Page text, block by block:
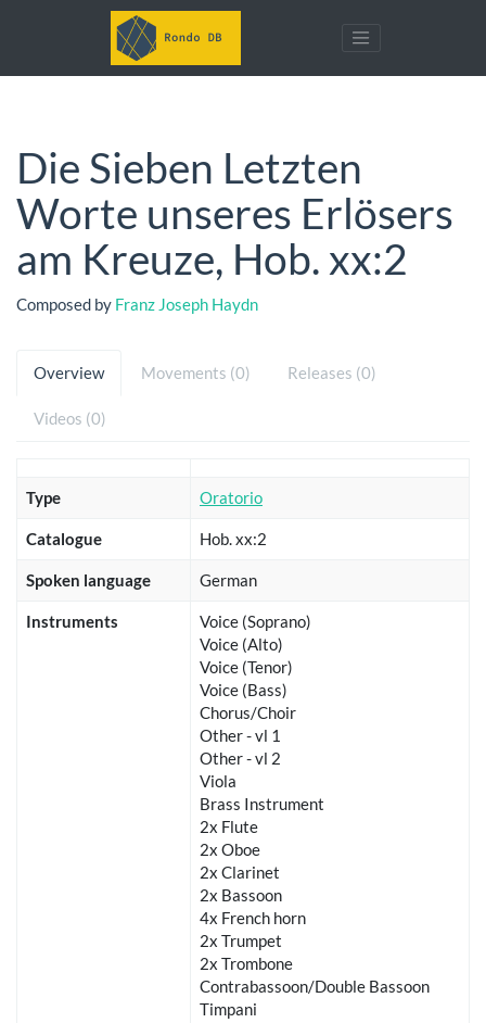
Die Sieben Letzten
Worte unseres Erlösers
am Kreuze, Hob. xx:2
Composed by Franz Joseph Haydn
Overview Movements (0) Releases (0)
Videos (0)
Type Oratorio
Catalogue Hob. xx:2
Spoken language German
Instruments
Voice (Soprano)
Voice (Alto)
Voice (Tenor)
Voice (Bass)
Chorus/Choir
Other - vl 1
Other - vl 2
Viola
Brass Instrument
2x Flute
2x Oboe
2x Clarinet
2x Bassoon
4x French horn
2x Trumpet
2x Trombone
Contrabassoon/Double Bassoon
Timpani